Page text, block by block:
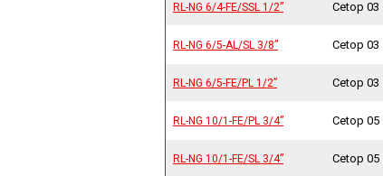
RL-NG 6/4-FE/SSL 1/2” Cetop 03
RL-NG 6/5-AL/SL 3/8” Cetop 03
RL-NG 6/5-FE/PL 1/2” Cetop 03
RL-NG 10/1-FE/PL 3/4” Cetop 05
RL-NG 10/1-FE/SL 3/4” Cetop 05
RL-NG 6/4-FE/SSL 1/2”
RL-NG 6/5-AL/SL 3/8”
RL-NG 6/5-FE/PL 1/2”
RL-NG 10/1-FE/PL 3/4”
RL-NG 10/1-FE/SL 3/4”